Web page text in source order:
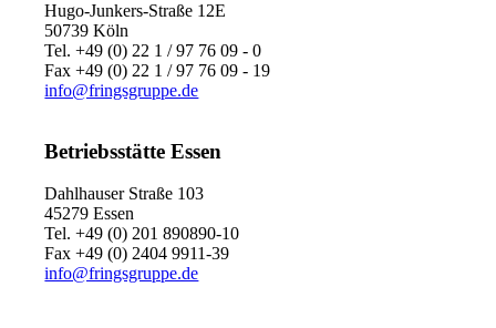
Hugo-Junkers-Straße 12E
50739 Köln
Tel. +49 (0) 22 1 / 97 76 09 - 0
Fax +49 (0) 22 1 / 97 76 09 - 19
info@fringsgruppe.de
Betriebsstätte Essen
Dahlhauser Straße 103
45279 Essen
Tel. +49 (0) 201 890890-10
Fax +49 (0) 2404 9911-39
info@fringsgruppe.de